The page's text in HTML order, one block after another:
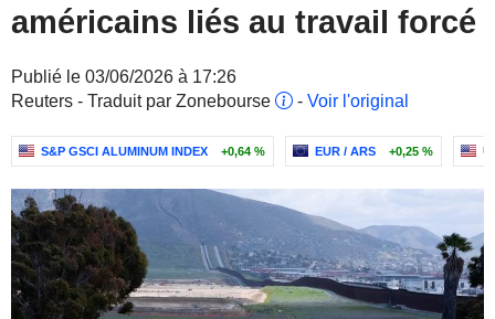
américains liés au travail forcé
Publié le 03/06/2026 à 17:26
Reuters - Traduit par Zonebourse
- Voir l'original
S&P GSCI ALUMINUM INDEX +0,64 % EUR / ARS +0,25 %